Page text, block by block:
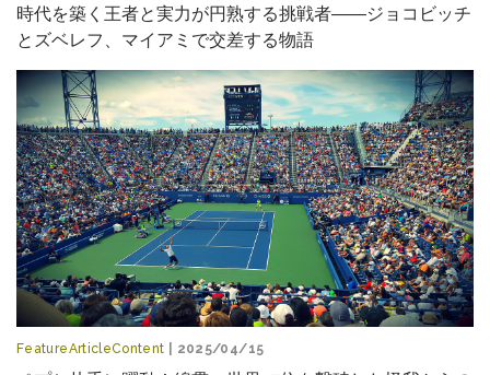
時代を築く王者と実力が円熟する挑戦者――ジョコビッチ
とズベレフ、マイアミで交差する物語
FeatureArticleContent | 2025/04/15